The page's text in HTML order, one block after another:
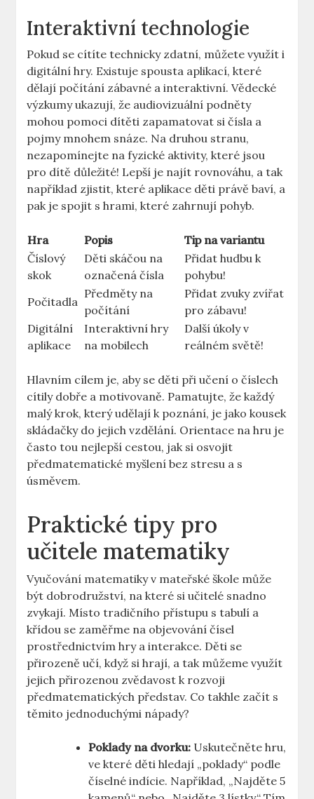
Interaktivní technologie
Pokud se cítíte technicky zdatní, můžete využít i
digitální hry. Existuje spousta aplikací, které
dělají počítání zábavné a interaktivní. Vědecké
výzkumy ukazují, že audiovizuální podněty
mohou pomoci dítěti zapamatovat si čísla a
pojmy mnohem snáze. Na druhou stranu,
nezapomínejte na fyzické aktivity, které jsou
pro dítě důležité! Lepší je najít rovnováhu, a tak
například zjistit, které aplikace děti právě baví, a
pak je spojit s hrami, které zahrnují pohyb.
Hra Popis
Tip na variantu
Číslový
skok
Děti skáčou na
označená čísla
Přidat hudbu k
pohybu!
Počitadla
Předměty na
počítání
Přidat zvuky zvířat
pro zábavu!
Digitální
aplikace
Interaktivní hry
na mobilech
Další úkoly v
reálném světě!
Hlavním cílem je, aby se děti při učení o číslech
cítily dobře a motivovaně. Pamatujte, že každý
malý krok, který udělají k poznání, je jako kousek
skládačky do jejich vzdělání. Orientace na hru je
často tou nejlepší cestou, jak si osvojit
předmatematické myšlení bez stresu a s
úsměvem.
Praktické tipy pro
učitele matematiky
Vyučování matematiky v mateřské škole může
být dobrodružství, na které si učitelé snadno
zvykají. Místo tradičního přístupu s tabulí a
křídou se zaměřme na objevování čísel
prostřednictvím hry a interakce. Děti se
přirozeně učí, když si hrají, a tak můžeme využít
jejich přirozenou zvědavost k rozvoji
předmatematických představ. Co takhle začít s
těmito jednoduchými nápady?
Poklady na dvorku: Uskutečněte hru,
ve které děti hledají „poklady“ podle
číselné indície. Například, „Najděte 5